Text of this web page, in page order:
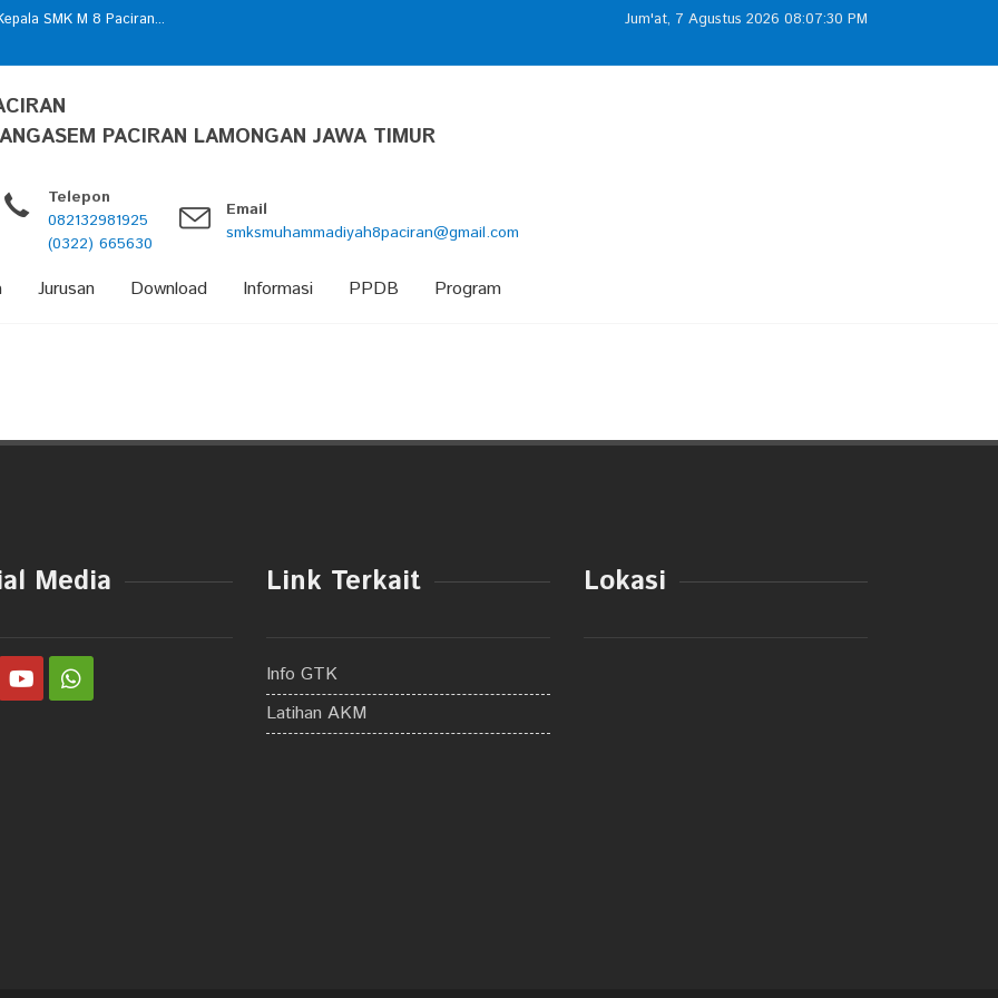
SMK M 8 Paciran...
Jum'at, 7 Agustus 2026 08:07:30 PM
PACIRAN LAMONGAN JAWA TIMUR
Telepon
082132981925
(0322) 665630
Email
smksmuhammadiyah8paciran@gmail.com
Jurusan Download Informasi PPDB Program
Media Link Terkait
Info GTK
Latihan AKM
Lokasi